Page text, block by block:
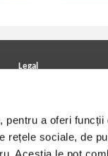
a oferi
rețele sociale, de
Legal
Termeni si conditii
Utilizare cookie-uri